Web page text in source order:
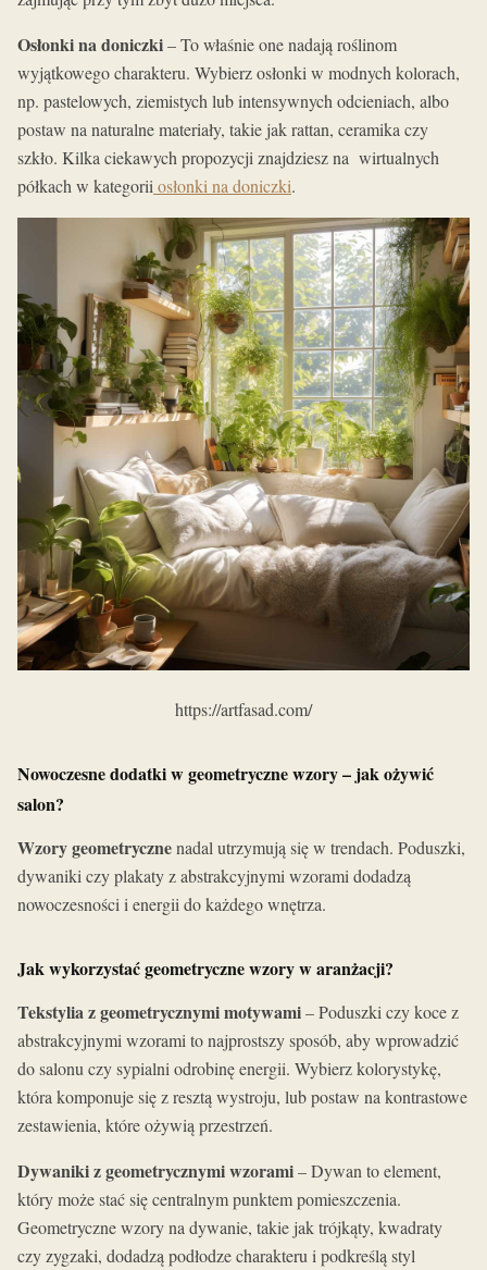
Osłonki na doniczki– To właśnie one nadają roślinom
wyjątkowego charakteru. Wybierz osłonki w modnych kolorach,
np. pastelowych, ziemistych lub intensywnych odcieniach, albo
postaw na naturalne materiały, takie jak rattan, ceramika czy
szkło. Kilka ciekawych propozycji znajdziesz na wirtualnych
półkach w kategorii osłonki na doniczki.
https://artfasad.com/
Nowoczesne dodatki w geometryczne wzory – jak ożywić
salon?
Wzory geometrycznenadal utrzymują się w trendach. Poduszki,
dywaniki czy plakaty z abstrakcyjnymi wzorami dodadzą
nowoczesności i energii do każdego wnętrza.
Jak wykorzystać geometryczne wzory w aranżacji?
Tekstylia z geometrycznymi motywami– Poduszki czy koce z
abstrakcyjnymi wzorami to najprostszy sposób, aby wprowadzić
do salonu czy sypialni odrobinę energii. Wybierz kolorystykę,
która komponuje się z resztą wystroju, lub postaw na kontrastowe
zestawienia, które ożywią przestrzeń.
Dywaniki z geometrycznymi wzorami– Dywan to element,
który może stać się centralnym punktem pomieszczenia.
Geometryczne wzory na dywanie, takie jak trójkąty, kwadraty
czy zygzaki, dodadzą podłodze charakteru i podkreślą styl